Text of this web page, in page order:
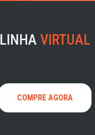
LINHA VIRTUAL
COMPRE AGORA